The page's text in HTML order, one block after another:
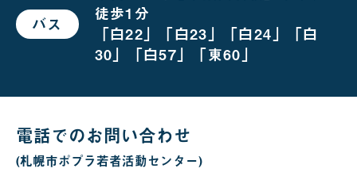
場
合
バス で
お
場
徒歩1分
「白22」「白23」「白24」「白
30」「白57」「東60」
電話でのお問い合わせ
(札幌市ポプラ若者活動センター)